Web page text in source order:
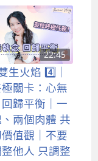
22:45
生火焰 4️⃣｜
關卡：心無
歸平衡｜一
兩個肉體 共
值觀｜不要
他人 只調整